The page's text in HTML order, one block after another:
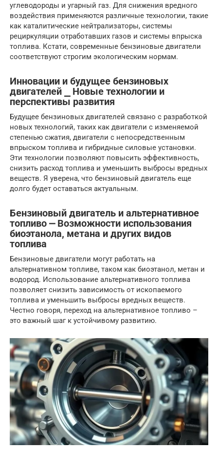
углеводороды и угарный газ. Для снижения вредного
воздействия применяются различные технологии, такие
как каталитические нейтрализаторы, системы
рециркуляции отработавших газов и системы впрыска
топлива. Кстати, современные бензиновые двигатели
соответствуют строгим экологическим нормам.
Инновации и будущее бензиновых
двигателей ⎯ Новые технологии и
перспективы развития
Будущее бензиновых двигателей связано с разработкой
новых технологий, таких как двигатели с изменяемой
степенью сжатия, двигатели с непосредственным
впрыском топлива и гибридные силовые установки.
Эти технологии позволяют повысить эффективность,
снизить расход топлива и уменьшить выбросы вредных
веществ. Я уверена, что бензиновый двигатель еще
долго будет оставаться актуальным.
Бензиновый двигатель и альтернативное
топливо ⎼ Возможности использования
биоэтанола, метана и других видов
топлива
Бензиновые двигатели могут работать на
альтернативном топливе, таком как биоэтанол, метан и
водород. Использование альтернативного топлива
позволяет снизить зависимость от ископаемого
топлива и уменьшить выбросы вредных веществ.
Честно говоря, переход на альтернативное топливо –
это важный шаг к устойчивому развитию.